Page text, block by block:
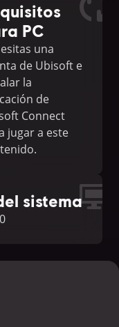
PC
una
de Ubisoft e
la
de
Connect
jugar a este
sistema